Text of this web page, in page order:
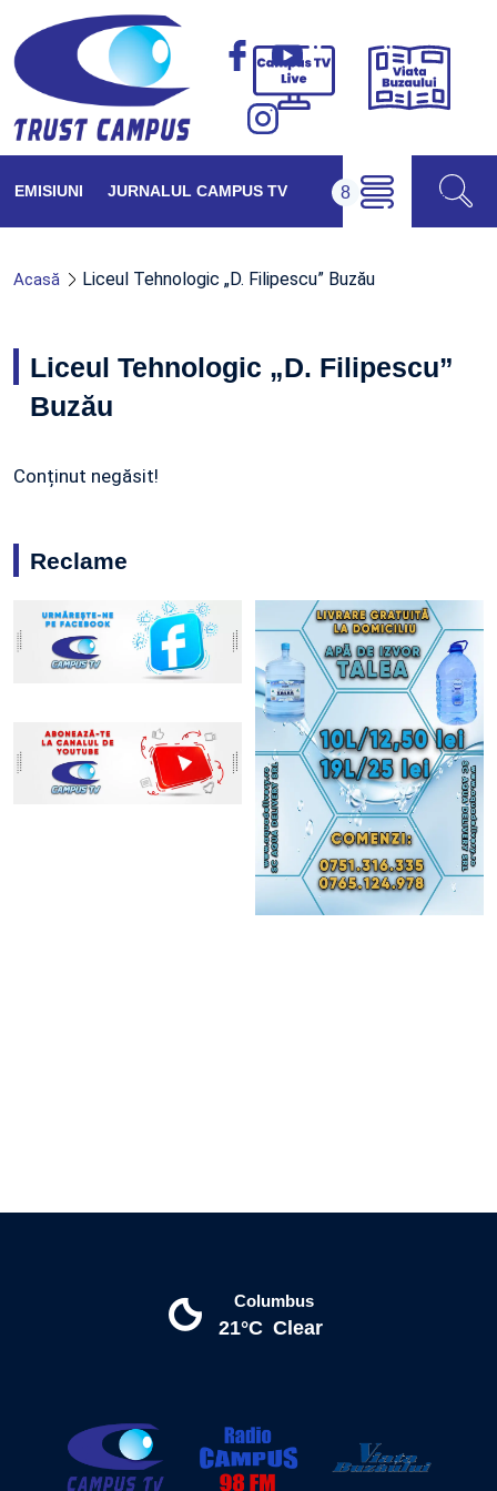
Campus
Viața
EMISIUNI JURNALUL CAMPUS TV
Acasă Liceul Tehnologic „D. Filipescu” Buzău
Liceul Tehnologic „D. Filipescu”
Buzău
Conținut negăsit!
Reclame
Columbus
21°C Clear